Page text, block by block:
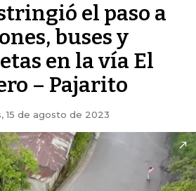
el paso a
buses y
en la vía El
– Pajarito
15 de agosto de 2023